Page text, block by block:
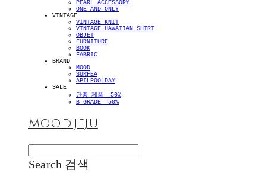
PEARL ACCESSORY
ONE AND ONLY
VINTAGE
VINTAGE KNIT
VINTAGE HAWAIIAN SHIRT
OBJET
FURNITURE
BOOK
FABRIC
BRAND
MOOD
SURFEA
APILPOOLDAY
SALE
단종 제품 -50%
B-GRADE -50%
MOOD.JEJU
Search 검색